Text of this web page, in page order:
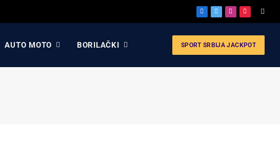
Facebook
X
Instagram
Pinterest
AUTO MOTO BORILAČKI SPORT SRBIJA JACKPOT